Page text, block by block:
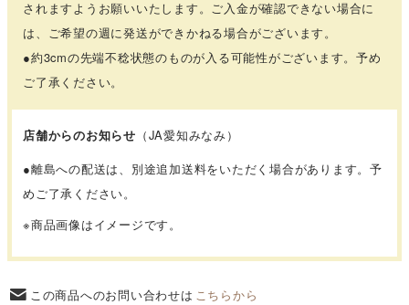
されますようお願いいたします。ご入金が確認できない場合に
は、ご希望の週に発送ができかねる場合がございます。
●約3cmの先端不稔状態のものが入る可能性がございます。予め
ご了承ください。
店舗からのお知らせ （JA愛知みなみ）
●離島への配送は、別途追加送料をいただく場合があります。予
めご了承ください。
※商品画像はイメージです。
この商品へのお問い合わせは こちらから